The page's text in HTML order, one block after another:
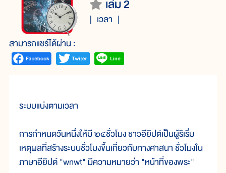
เล่ม 2
เวลา
สามารถแชร์ได้ผ่าน :
ระบบแบ่งตามเวลา
การกำหนดวันหนึ่งให้มี ๒๔ชั่วโมง ชาวอียิปต์เป็นผู้ริเริ่ม
เหตุผลที่สร้างระบบชั่วโมงขึ้นเกี่ยวกับทางศาสนา ชั่วโมงใน
ภาษาอียิปต์ "wnwt" มีความหมายว่า "หน้าที่ของพระ"